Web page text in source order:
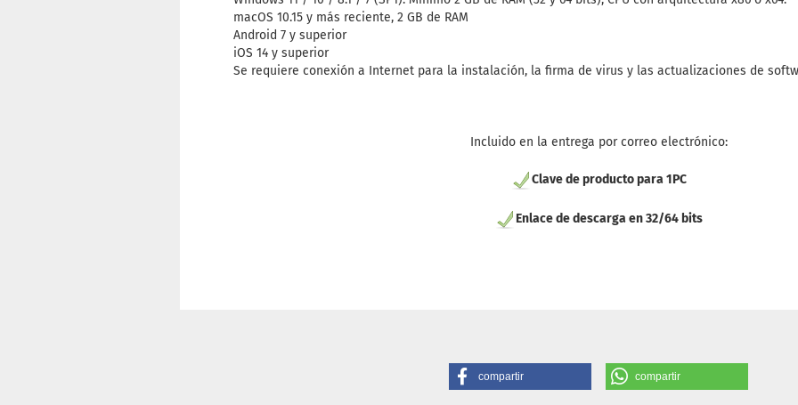
macOS 10.15 y más reciente, 2 GB de RAM
Android 7 y superior
iOS 14 y superior
Se requiere conexión a Internet para la instalación, la firma de virus y las actualizaciones de
Incluido en la entrega por correo electrónico:
Clave de producto para 1PC
Enlace de descarga en 32/64 bits
compartir compartir